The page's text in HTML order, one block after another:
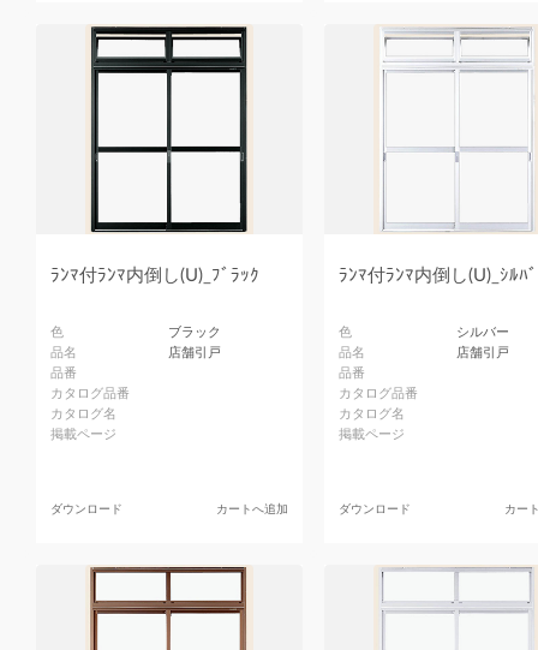
ﾗﾝﾏ付ﾗﾝﾏ内倒し(U)_ﾌﾞﾗｯｸ
色
ブラック
品名
店舗引戸
品番
カタログ品番
カタログ名
掲載ページ
ダウンロード カートへ追加
ﾗﾝﾏ付ﾗﾝﾏ内倒し(U)_ｼﾙﾊ
色
シルバー
品名
店舗引戸
品番
カタログ品番
カタログ名
掲載ページ
ダウンロード カー